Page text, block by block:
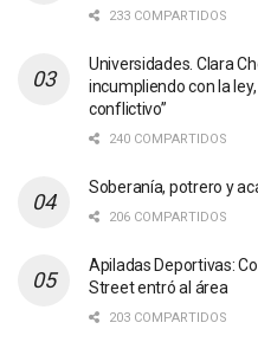
233 COMPARTIDOS
Universidades. Clara
incumpliendo con la
conflictivo”
240 COMPARTIDOS
Soberanía, potrero y
206 COMPARTIDOS
Apiladas Deportivas:
Street entró al área
203 COMPARTIDOS